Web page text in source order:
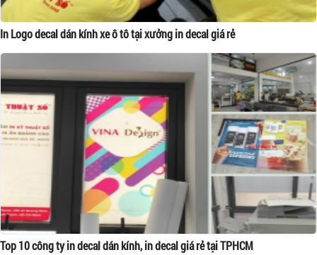
In Logo decal dán kính xe ô tô tại xưởng in decal giá rẻ
Top 10 công ty in decal dán kính, in decal giá rẻ tại TPHCM